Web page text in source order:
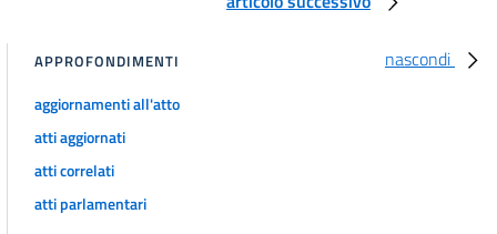
nascondi
APPROFONDIMENTI
aggiornamenti all'atto
atti aggiornati
atti correlati
atti parlamentari